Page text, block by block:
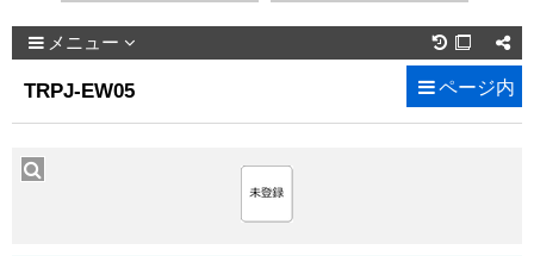
メニュー 
TRPJ-EW05 ページ内